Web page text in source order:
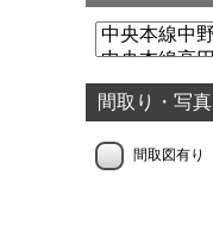
間取り・写真
間取図有り